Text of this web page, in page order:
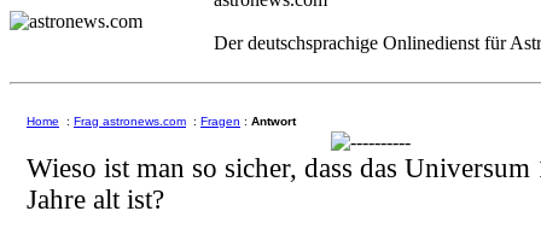
Der deutschsprachige Onlinedienst für
Home : Frag astronews.com : Fragen : Antwort
Wieso ist man so sicher, dass das
Jahre alt ist?